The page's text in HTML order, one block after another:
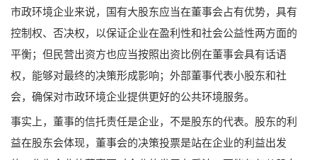
市政环境企业来说，国有大股东应当在董事会占有优势，具有
控制权、否决权，以保证企业在盈利性和社会公益性两方面的
平衡；但民营出资方也应当按照出资比例在董事会具有话语
权，能够对最终的决策形成影响；外部董事代表小股东和社
会，确保对市政环境企业提供更好的公共环境服务。
事实上，董事的信托责任是企业，不是股东的代表。股东的利
益在股东会体现，董事会的决策投票是站在企业的利益出发